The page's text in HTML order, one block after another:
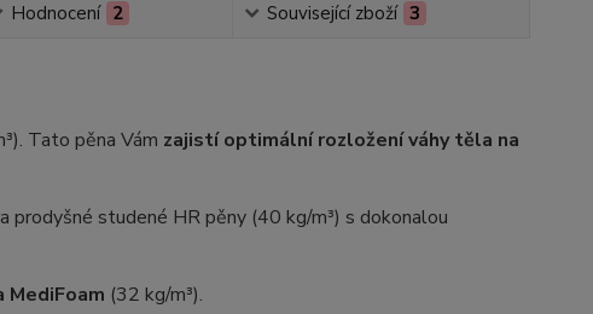
Hodnocení 2 Související zboží 3
Tato pěna Vám zajistí optimální rozložení váhy těla na
studené HR pěny (40 kg/m³) s dokonalou
MediFoam (32 kg/m³).